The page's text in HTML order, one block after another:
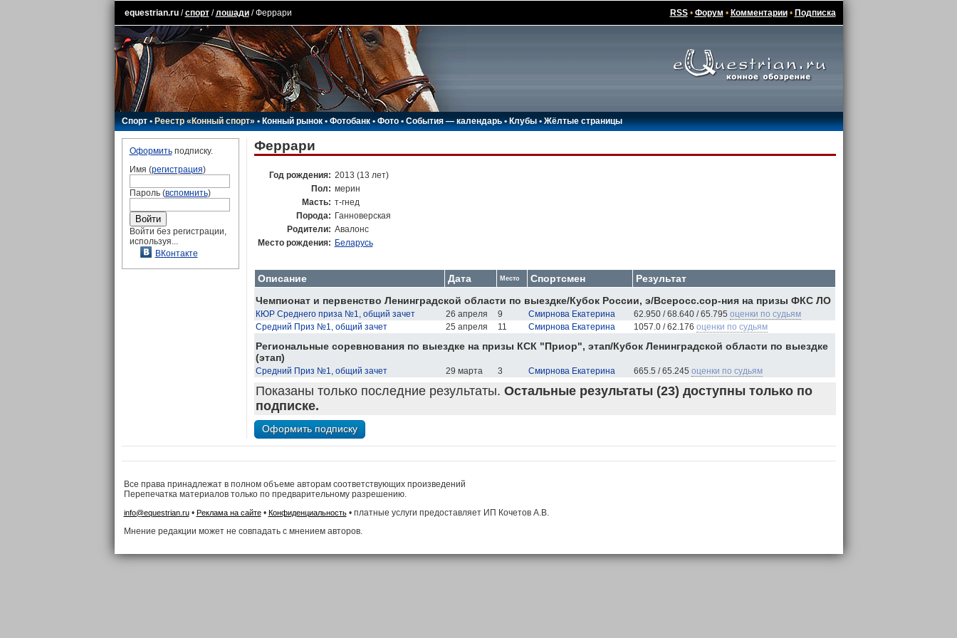
equestrian.ru/спорт/лошади/ Феррари RSS• Форум • Комментарии• Подписка
Спорт•Реестр «Конный спорт»•Конный рынок•Фотобанк •Фото•События — календарь•Клубы •Жёлтые страницы
Оформитьподписку.
Имя (регистрация)
Пароль (вспомнить)
Войти без регистрации,
используя...
ВКонтакте
Феррари
Год рождения: 2013 (13 лет)
Пол: мерин
Масть: т-гнед
Порода: Ганноверская
Родители: Авалонс
Место рождения: Беларусь
Описание Дата Место Спортсмен
Результат
Чемпионат и первенство Ленинградской области по выездке/Кубок России, э/Всеросс.сор-ния на призы ФКС ЛО
КЮР Среднего приза №1, общий зачет 26 апреля 9 Смирнова Екатерина 62.950 / 68.640 / 65.795 оценки по судьям
Средний Приз №1, общий зачет
25 апреля 11 Смирнова Екатерина 1057.0 / 62.176 оценки по судьям
Региональные соревнования по выездке на призы КСК "Приор", этап/Кубок Ленинградской области по выездке
(этап)
Средний Приз №1, общий зачет 29 марта 3 Смирнова Екатерина 665.5 / 65.245 оценки по судьям
Показаны только последние результаты. Остальные результаты (23) доступны только по
подписке.
Все права принадлежат в полном объеме авторам соответствующих произведений
Перепечатка материалов только по предварительному разрешению.
info@equestrian.ru• Реклама на сайте• Конфиденциальность• платные услуги предоставляет ИП Кочетов А.В.
Мнение редакции может не совпадать с мнением авторов.